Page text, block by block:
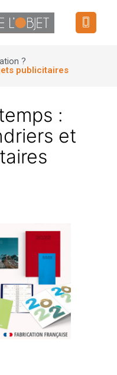
?
publicitaires
:
et